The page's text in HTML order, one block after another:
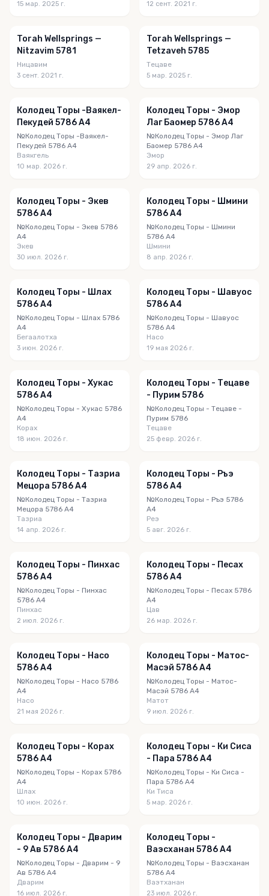
15 мар. 2025 г. 12 сент. 2021 г.
Torah Wellsprings —
Nitzavim 5781
Ницавим
3 сент. 2021 г.
Torah Wellsprings —
Tetzaveh 5785
Тецаве
5 мар. 2025 г.
Колодец Торы -Ваякел-
Пекудей 5786 A4
№Колодец Торы -Ваякел-
Пекудей 5786 A4
Ваякгель
10 мар. 2026 г.
Колодец Торы - Эмор
Лаг Баомер 5786 A4
№Колодец Торы - Эмор Лаг
Баомер 5786 A4
Эмор
29 апр. 2026 г.
Колодец Торы - Экев
5786 A4
№Колодец Торы - Экев 5786
A4
Экев
30 июл. 2026 г.
Колодец Торы - Шмини
5786 A4
№Колодец Торы - Шмини
5786 A4
Шмини
8 апр. 2026 г.
Колодец Торы - Шлах
5786 A4
№Колодец Торы - Шлах 5786
A4
Бегаалотха
3 июн. 2026 г.
Колодец Торы - Шавуос
5786 A4
№Колодец Торы - Шавуос
5786 A4
Насо
19 мая 2026 г.
Колодец Торы - Хукас
5786 A4
№Колодец Торы - Хукас 5786
A4
Корах
18 июн. 2026 г.
Колодец Торы - Тецаве
- Пурим 5786
№Колодец Торы - Тецаве -
Пурим 5786
Тецаве
25 февр. 2026 г.
Колодец Торы - Тазриа
Мецора 5786 A4
№Колодец Торы - Тазриа
Мецора 5786 A4
Тазриа
14 апр. 2026 г.
Колодец Торы - Ръэ
5786 A4
№Колодец Торы - Ръэ 5786
A4
Реэ
5 авг. 2026 г.
Колодец Торы - Пинхас
5786 A4
№Колодец Торы - Пинхас
5786 A4
Пинхас
2 июл. 2026 г.
Колодец Торы - Песах
5786 A4
№Колодец Торы - Песах 5786
A4
Цав
26 мар. 2026 г.
Колодец Торы - Насо
5786 A4
№Колодец Торы - Насо 5786
A4
Насо
21 мая 2026 г.
Колодец Торы - Матос-
Масэй 5786 A4
№Колодец Торы - Матос-
Масэй 5786 A4
Матот
9 июл. 2026 г.
Колодец Торы - Корах
5786 A4
№Колодец Торы - Корах 5786
A4
Шлах
10 июн. 2026 г.
Колодец Торы - Ки Сиса
- Пара 5786 A4
№Колодец Торы - Ки Сиса -
Пара 5786 A4
Ки Тиса
5 мар. 2026 г.
Колодец Торы - Дварим
- 9 Ав 5786 A4
№Колодец Торы - Дварим - 9
Ав 5786 A4
Дварим
16 июл. 2026 г.
Колодец Торы -
Ваэсханан 5786 A4
№Колодец Торы - Ваэсханан
5786 A4
Ваэтханан
23 июл. 2026 г.